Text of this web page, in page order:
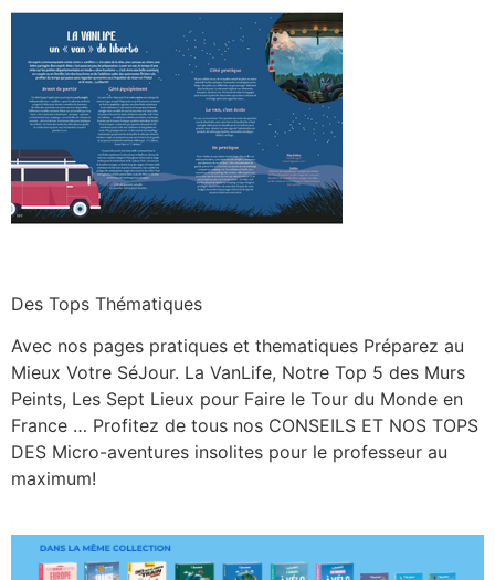
Des Tops Thématiques
Avec nos pages pratiques et thematiques Préparez au
Mieux Votre SéJour. La VanLife, Notre Top 5 des Murs
Peints, Les Sept Lieux pour Faire le Tour du Monde en
France … Profitez de tous nos CONSEILS ET NOS TOPS
DES Micro-aventures insolites pour le professeur au
maximum!